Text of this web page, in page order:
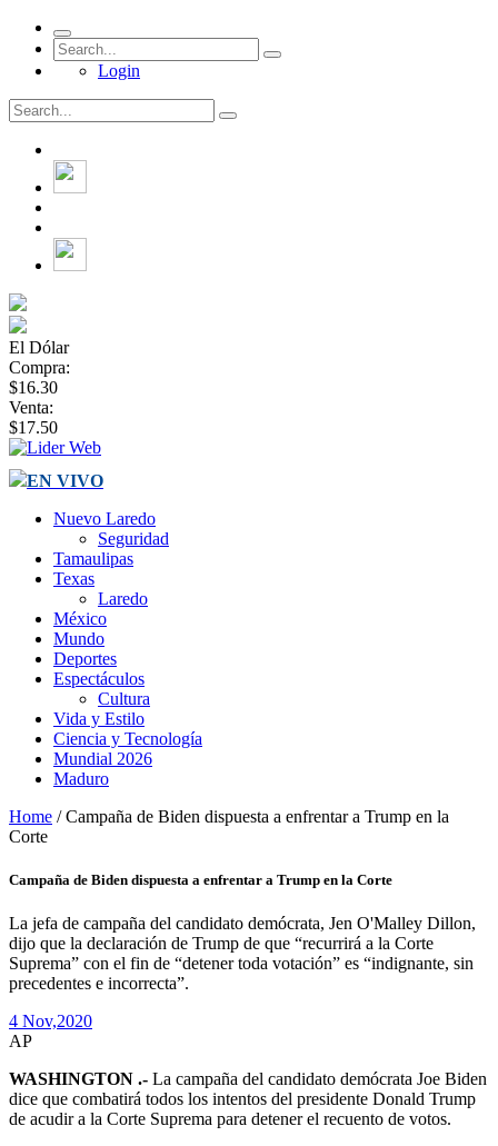
Login
El Dólar
Compra:
$16.30
Venta:
$17.50
EN VIVO
Nuevo Laredo
Seguridad
Tamaulipas
Texas
Laredo
México
Mundo
Deportes
Espectáculos
Cultura
Vida y Estilo
Ciencia y Tecnología
Mundial 2026
Maduro
Home / Campaña de Biden dispuesta a enfrentar a Trump en la
Corte
Campaña de Biden dispuesta a enfrentar a Trump en la Corte
La jefa de campaña del candidato demócrata, Jen O'Malley Dillon,
dijo que la declaración de Trump de que “recurrirá a la Corte
Suprema” con el fin de “detener toda votación” es “indignante, sin
precedentes e incorrecta”.
4 Nov,2020
AP
WASHINGTON .- La campaña del candidato demócrata Joe Biden
dice que combatirá todos los intentos del presidente Donald Trump
de acudir a la Corte Suprema para detener el recuento de votos.